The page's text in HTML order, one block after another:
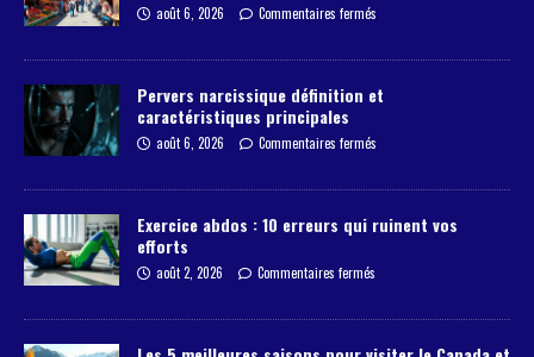
août 6, 2026 Commentaires fermés
Pervers narcissique définition et
caractéristiques principales
août 6, 2026 Commentaires fermés
Exercice abdos : 10 erreurs qui ruinent vos
efforts
août 2, 2026 Commentaires fermés